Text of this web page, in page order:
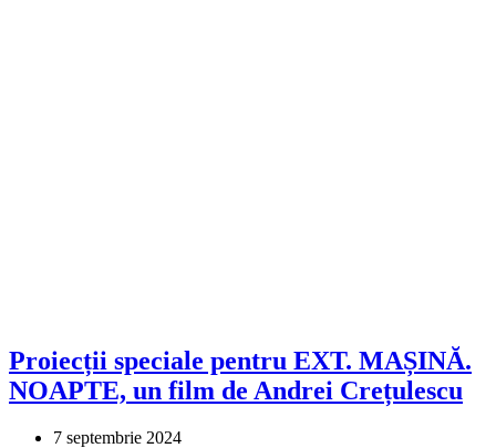
Proiecții speciale pentru EXT. MAȘINĂ.
NOAPTE, un film de Andrei Crețulescu
7 septembrie 2024